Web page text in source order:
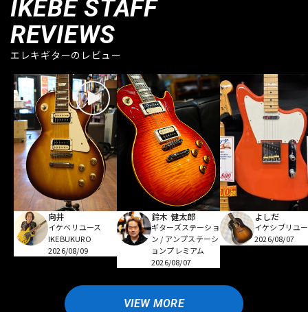
IKEBE STAFF
REVIEWS
エレキギターのレビュー
向井
イケベリユース
IKEBUKURO
2026/08/09
鈴木 健太郎
ギターズステーショ
ン / アンプステーシ
ョンプレミアム
2026/08/07
よしだ
イケシブリユ
2026/08/07
VIEW MORE